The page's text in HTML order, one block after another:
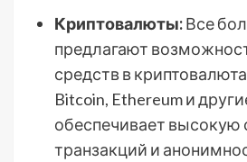
Криптовалюты:Все
предлагают
средств в
Bitcoin, Ethereum и
обеспечивает высокую
транзакций и